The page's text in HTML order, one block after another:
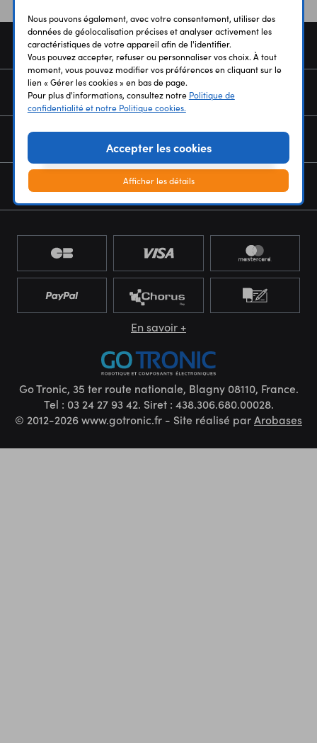
COMMANDE
SERVICES
NEWSLETTER
En savoir +
Go Tronic, 35 ter route nationale, Blagny 08110, France.
Tel : 03 24 27 93 42. Siret : 438.306.680.00028.
© 2012-2026 www.gotronic.fr - Site réalisé parArobases
Nous pouvons également, avec votre consentement, utiliser des
données de géolocalisation précises et analyser activement les
caractéristiques de votre appareil afin de l'identifier.
Vous pouvez accepter, refuser ou personnaliser vos choix. À tout
moment, vous pouvez modifier vos préférences en cliquant sur le
lien « Gérer les cookies » en bas de page.
Pour plus d'informations, consultez notre Politique de
confidentialité et notre Politique cookies.
Accepter les cookies
Afficher les détails